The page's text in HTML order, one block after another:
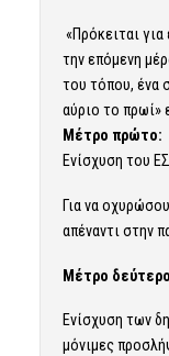
«Πρόκειται
την επόμενη
του τόπου, ένα
αύριο το πρωί»
Μέτρο πρώτο:
Ενίσχυση του
Για να
απέναντι στην
Μέτρο
Ενίσχυση των
μόνιμες